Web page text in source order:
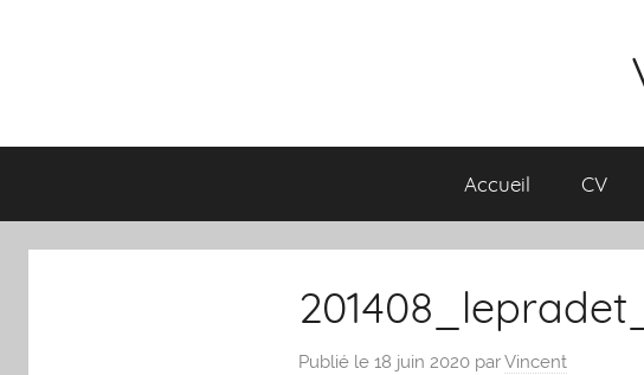
Accueil CV
Publié le 18 juin 2020 parVincent